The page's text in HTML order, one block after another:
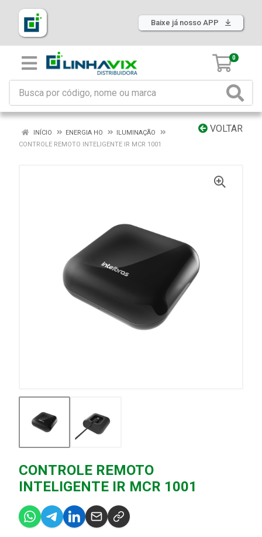
Baixe já nosso APP
0
VOLTAR
INÍCIO ENERGIA HO
ILUMINAÇÃO
CONTROLE REMOTO INTELIGENTE IR MCR 1001
CONTROLE REMOTO
INTELIGENTE IR MCR 1001